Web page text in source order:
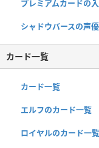
プレミアムカードの
シャドウバースの声
カード一覧
カード一覧
エルフのカード一覧
ロイヤルのカード一覧